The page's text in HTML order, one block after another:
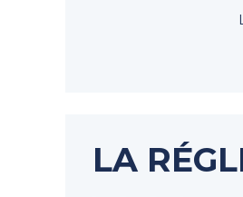
LA